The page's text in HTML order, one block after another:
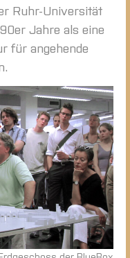
Ruhr-Universität
Jahre als eine
für angehende